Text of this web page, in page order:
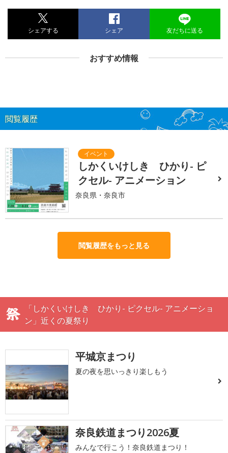
シェアする シェア 友だちに送る
おすすめ情報
閲覧履歴
しかくいけしき ひかり- ピ
クセル- アニメーション
奈良県・奈良市
閲覧履歴をもっと見る
「しかくいけしき ひかり- ピクセル- アニメーショ
ン」近くの夏祭り
平城京まつり
夏の夜を思いっきり楽しもう
奈良鉄道まつり2026夏
みんなで行こう！奈良鉄道まつり！